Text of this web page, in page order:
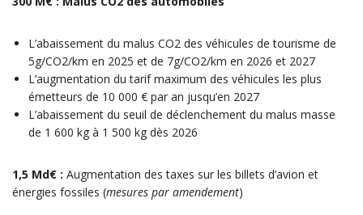
L’abaissement du malus CO2 des véhicules de tourisme de
5g/CO2/km en 2025 et de 7g/CO2/km en 2026 et 2027
L’augmentation du tarif maximum des véhicules les plus
émetteurs de 10 000 € par an jusqu’en 2027
L’abaissement du seuil de déclenchement du malus masse
de 1 600 kg à 1 500 kg dès 2026
1,5 Md€ : Augmentation des taxes sur les billets d’avion et
énergies fossiles (mesures par amendement)